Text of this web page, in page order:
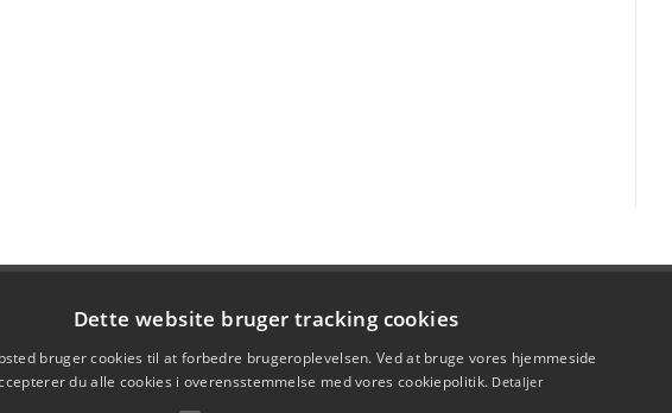
Dette website bruger tracking cookies
bruger cookies til at forbedre brugeroplevelsen. Ved at bruge vores hjemmeside
du alle cookies i overensstemmelse med vores cookiepolitik. Detaljer